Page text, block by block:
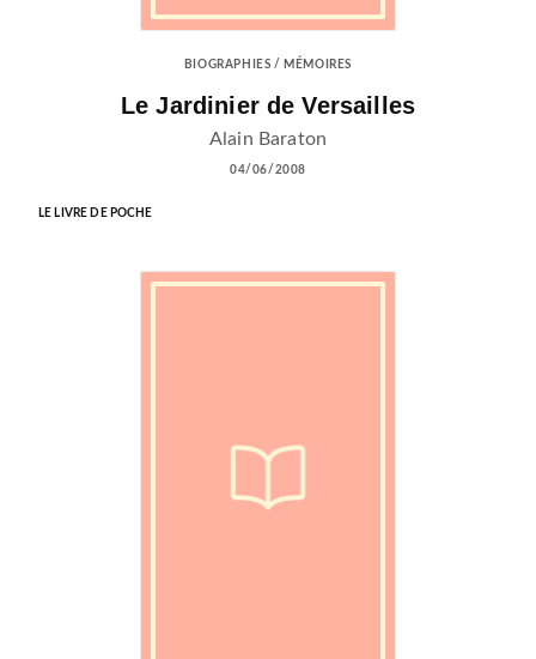
BIOGRAPHIES / MÉMOIRES
Le Jardinier de Versailles
Alain Baraton
04/06/2008
LE LIVRE DE POCHE